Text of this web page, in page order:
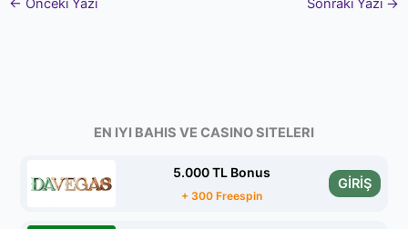
EN IYI BAHIS VE CASINO SITELERI
5.000 TL Bonus
+ 300 Freespin
GİRİŞ